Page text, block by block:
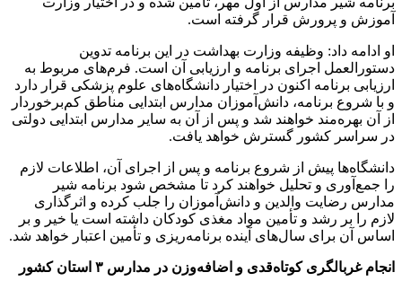
آموزش و پرورش قرار گرفته است.
او ادامه داد: وظیفه وزارت بهداشت در این برنامه تدوین
دستورالعمل اجرای برنامه و ارزیابی آن است. فرم‌های مربوط به
ارزیابی برنامه اکنون در اختیار دانشگاه‌های علوم پزشکی قرار دارد
و با شروع برنامه، دانش‌آموزان مدارس ابتدایی مناطق کم‌برخوردار
از آن بهره‌مند خواهند شد و پس از آن به سایر مدارس ابتدایی دولتی
در سراسر کشور گسترش خواهد یافت.
دانشگاه‌ها پیش از شروع برنامه و پس از اجرای آن، اطلاعات لازم
را جمع‌آوری و تحلیل خواهند کرد تا مشخص شود برنامه شیر
مدارس رضایت والدین و دانش‌آموزان را جلب کرده و اثرگذاری
لازم را بر رشد و تأمین مواد مغذی کودکان داشته است یا خیر و بر
اساس آن برای سال‌های آینده برنامه‌ریزی و تأمین اعتبار خواهد شد.
انجام غربالگری کوتاه‌قدی و اضافه‌وزن در مدارس ۳ استان کشور